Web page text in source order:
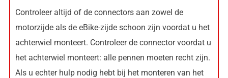
Controleer altijd of de connectors aan zowel de
motorzijde als de eBike-zijde schoon zijn voordat u het
achterwiel monteert. Controleer de connector voordat u
het achterwiel monteert: alle pennen moeten recht zijn.
Als u echter hulp nodig hebt bij het monteren van het